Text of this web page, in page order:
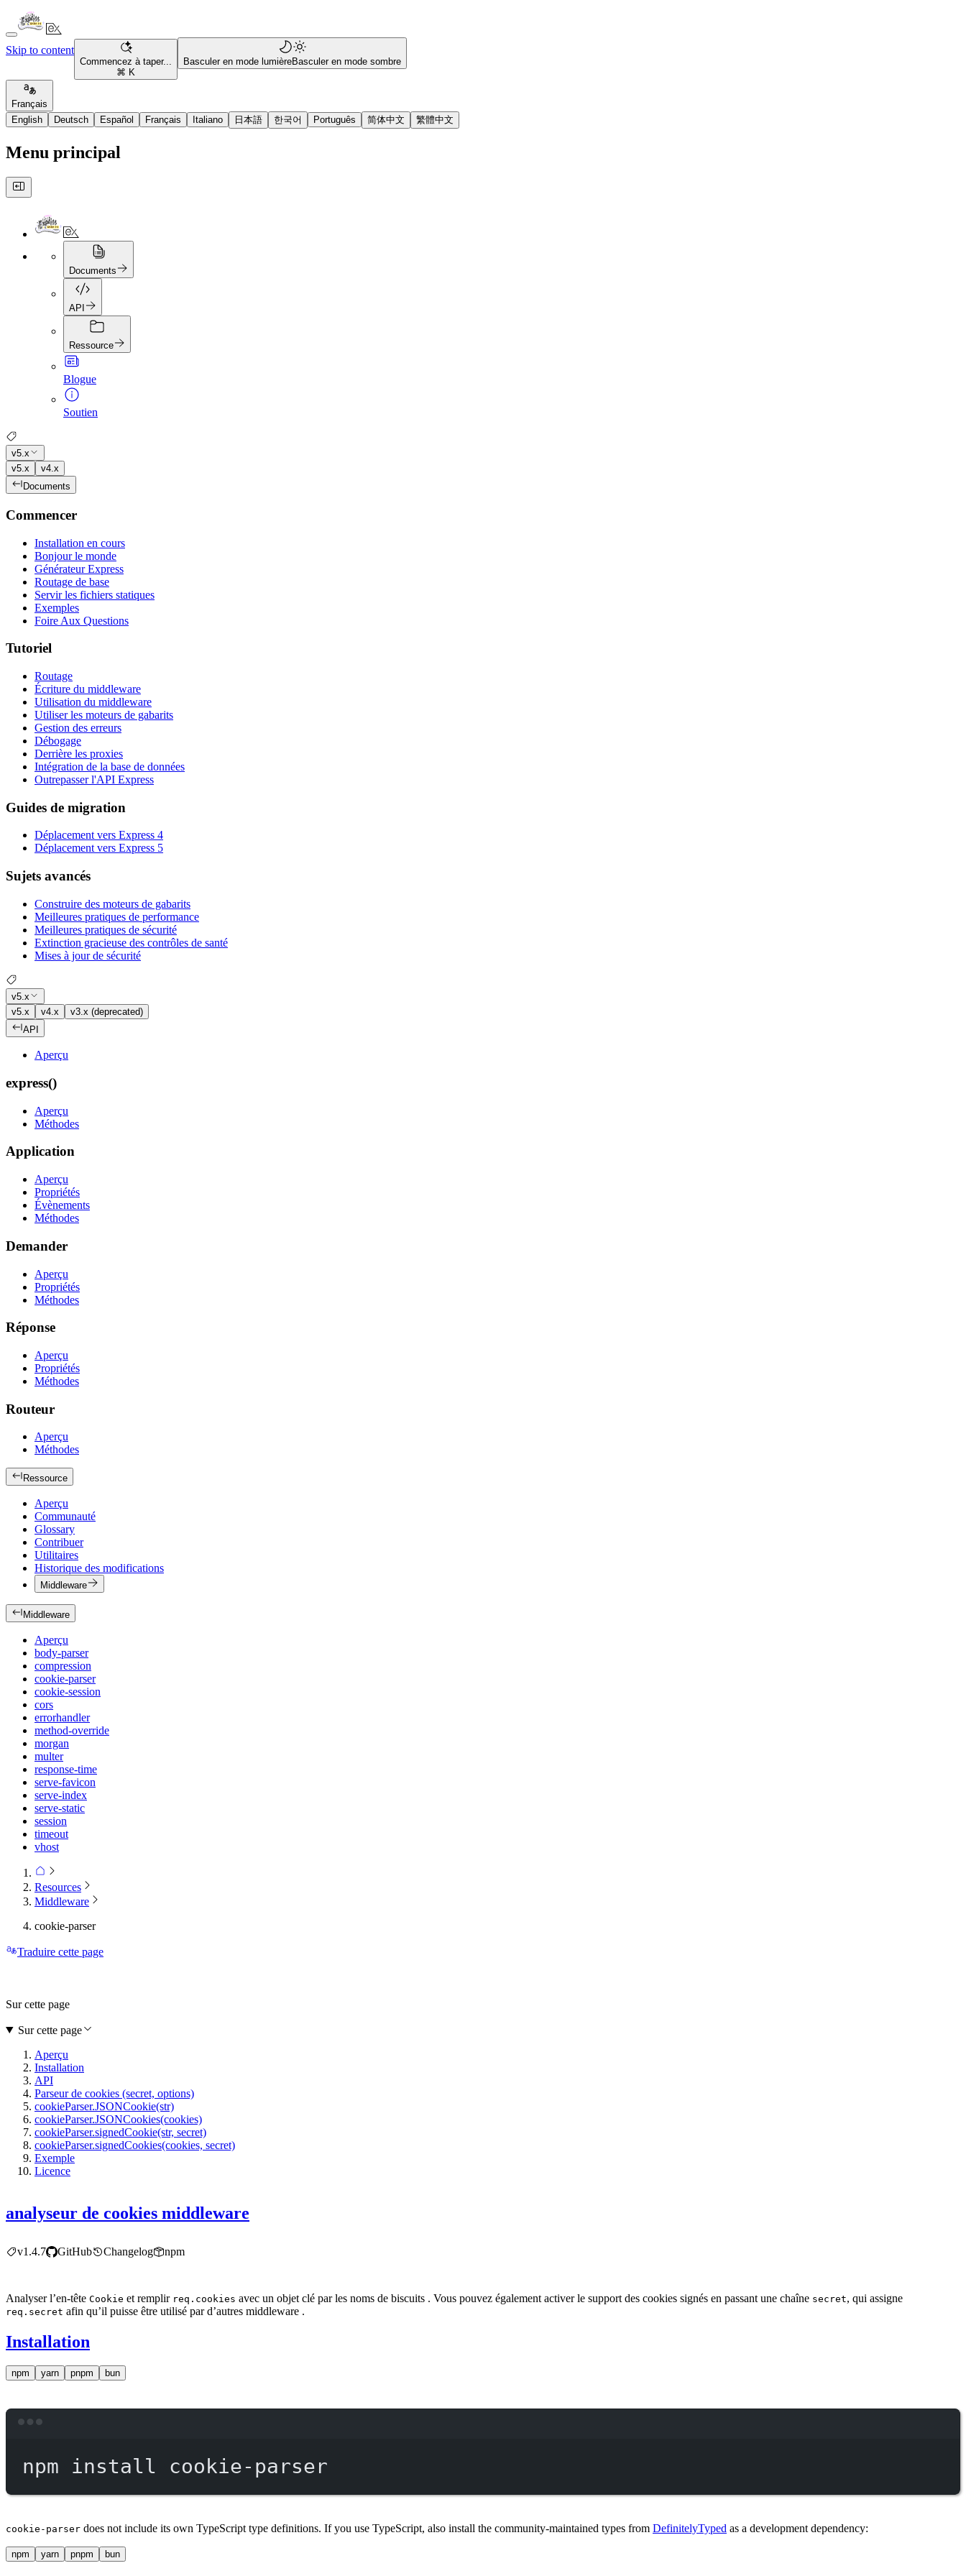
Skip to content
Commencez à taper...
⌘ K
Basculer en mode lumièreBasculer en mode sombre
Français
English
Deutsch Español Français Italiano 日本語 한국어 Português 简体中文 繁體中文
Menu principal
Documents
API
Ressource
Blogue
Soutien
v5.x
v5.x
v4.x
Documents
Commencer
Installation en cours
Bonjour le monde
Générateur Express
Routage de base
Servir les fichiers statiques
Exemples
Foire Aux Questions
Tutoriel
Routage
Écriture du middleware
Utilisation du middleware
Utiliser les moteurs de gabarits
Gestion des erreurs
Débogage
Derrière les proxies
Intégration de la base de données
Outrepasser l'API Express
Guides de migration
Déplacement vers Express 4
Déplacement vers Express 5
Sujets avancés
Construire des moteurs de gabarits
Meilleures pratiques de performance
Meilleures pratiques de sécurité
Extinction gracieuse des contrôles de santé
Mises à jour de sécurité
v5.x
v5.x
v4.x
v3.x (deprecated)
API
Aperçu
express()
Aperçu
Méthodes
Application
Aperçu
Propriétés
Évènements
Méthodes
Demander
Aperçu
Propriétés
Méthodes
Réponse
Aperçu
Propriétés
Méthodes
Routeur
Aperçu
Méthodes
Ressource
Aperçu
Communauté
Glossary
Contribuer
Utilitaires
Historique des modifications
Middleware
Middleware
Aperçu
body-parser
compression
cookie-parser
cookie-session
cors
errorhandler
method-override
morgan
multer
response-time
serve-favicon
serve-index
serve-static
session
timeout
vhost
Resources
Middleware
cookie-parser
Traduire cette page
analyseur de cookies middleware
v1.4.7 GitHub Changelog npm
Analyser l’en-tête Cookie et remplir req.cookies avec un objet clé par les noms de biscuits . Vous pouvez également activer le support des cookies signés en passant une chaîne secret, qui assigne
req.secret afin qu’il puisse être utilisé par d’autres middleware .
Installation
npm yarn pnpm bun
npm install cookie-parser
cookie-parser does not include its own TypeScript type definitions. If you use TypeScript, also install the community-maintained types from DefinitelyTyped as a development dependency:
npm yarn pnpm bun
Sur cette page
Sur cette page
Aperçu
Installation
API
Parseur de cookies (secret, options)
cookieParser.JSONCookie(str)
cookieParser.JSONCookies(cookies)
cookieParser.signedCookie(str, secret)
cookieParser.signedCookies(cookies, secret)
Exemple
Licence